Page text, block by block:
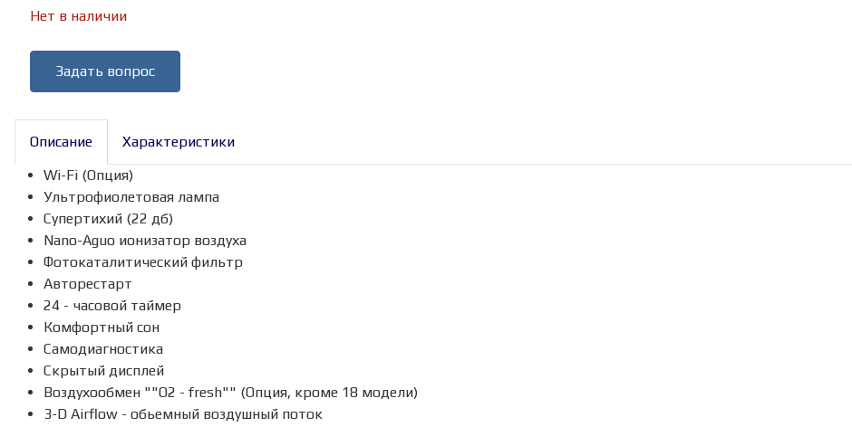
Нет в наличии
Задать вопрос
Описание
Характеристики
Wi-Fi (Опция)
Ультрофиолетовая лампа
Супертихий (22 дб)
Nano-Aguo ионизатор воздуха
Фотокаталитический фильтр
Авторестарт
24 - часовой таймер
Комфортный сон
Самодиагностика
Скрытый дисплей
Воздухообмен ""О2 - fresh"" (Опция, кроме 18 модели)
3-D Airflow - обьемный воздушный поток